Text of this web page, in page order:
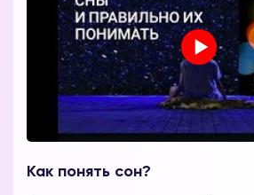
Как понять сон?